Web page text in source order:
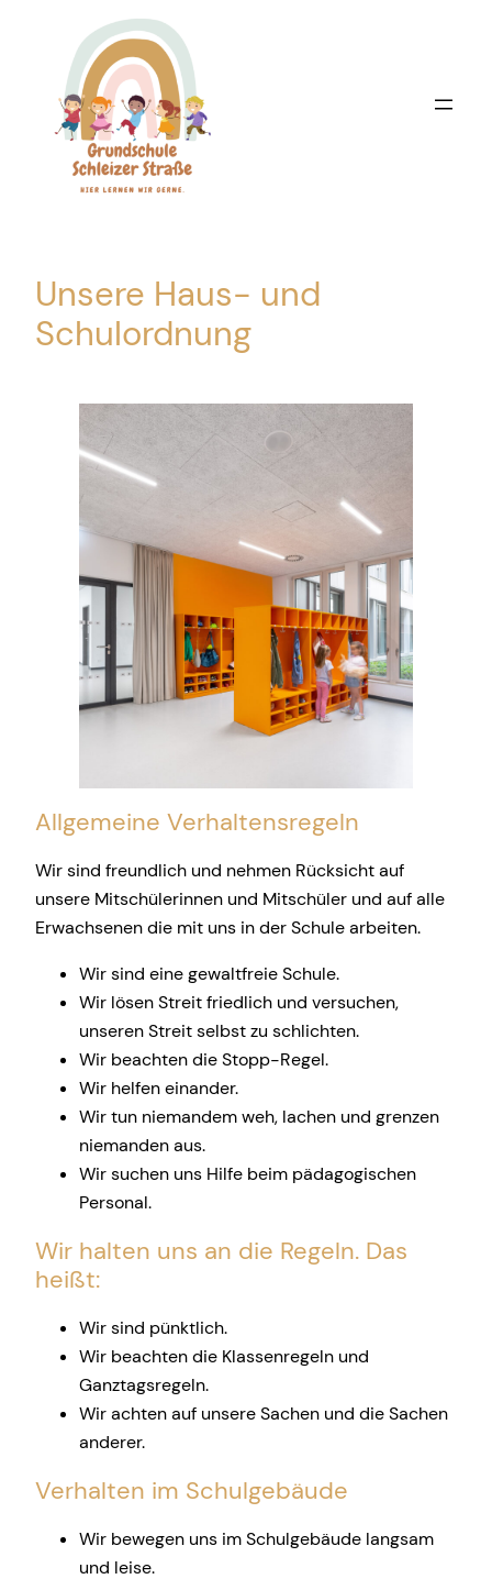
springen
Unsere Haus- und
Schulordnung
Allgemeine Verhaltensregeln
Wir sind freundlich und nehmen Rücksicht auf
unsere Mitschülerinnen und Mitschüler und auf alle
Erwachsenen die mit uns in der Schule arbeiten.
Wir sind eine gewaltfreie Schule.
Wir lösen Streit friedlich und versuchen,
unseren Streit selbst zu schlichten.
Wir beachten die Stopp-Regel.
Wir helfen einander.
Wir tun niemandem weh, lachen und grenzen
niemanden aus.
Wir suchen uns Hilfe beim pädagogischen
Personal.
Wir halten uns an die Regeln. Das
heißt:
Wir sind pünktlich.
Wir beachten die Klassenregeln und
Ganztagsregeln.
Wir achten auf unsere Sachen und die Sachen
anderer.
Verhalten im Schulgebäude
Wir bewegen uns im Schulgebäude langsam
und leise.